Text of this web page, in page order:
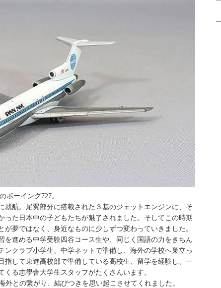
ボーイング727。
就航。尾翼部分に搭載された３基のジェットエンジンに、そ
った日本中の子どもたちが魅了されました。そしてこの時期
夢ではなく、身近なものに少しずつ変わっていきました。
を進める中学受験四谷コース生や、同じく国語の力をきちん
ンクラブ小学生、中学ネットで準備し、海外の学校へ巣立っ
指して東進高校部で準備している高校生、留学を経験し、一
る志學舎大学生スタッフがたくさんいます。
外との繋がり、結びつきを思い起こさせてくれました。